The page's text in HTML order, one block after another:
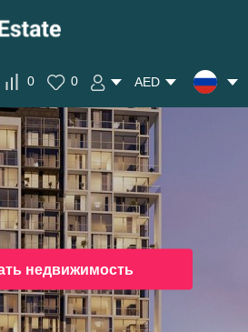
0 0 AED
недвижимость